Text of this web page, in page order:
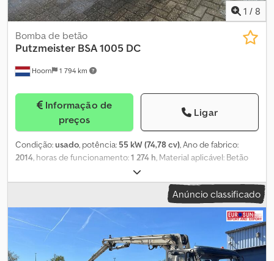
1 / 8
Hoorn 1 794 km
Bomba de betão
Putzmeister BSA 1005 DC
Informação de
preços
Ligar
Condição:usado, potência: 55 kW (74,78 cv), Ano de fabrico:
2014, horas de funcionamento:1 274 h, Material aplicável: Betão
Tipo de motor: Deutz TD2.9 L04 Csdpfey Ui Srex Acmsha
Anúncio classificado